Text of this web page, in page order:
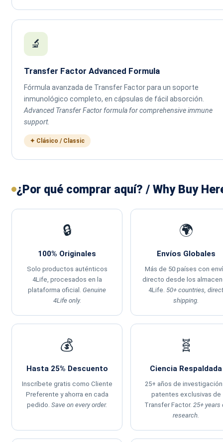
🔬
Transfer Factor Advanced Formula
Fórmula avanzada de Transfer Factor para un soporte
inmunológico completo, en cápsulas de fácil absorción.
Advanced Transfer Factor formula for comprehensive immune
support.
✦ Clásico / Classic
¿Por qué comprar aquí? / Why Buy
🔒
100% Originales
Solo productos auténticos
4Life, procesados en la
plataforma oficial. Genuine
4Life only.
🌍
Envíos Globales
Más de 50 países con
directo desde los
4Life. 50+ countries, direct
shipping.
💰
Hasta 25% Descuento
Inscríbete gratis como Cliente
Preferente y ahorra en cada
pedido. Save on every order.
🧬
Ciencia Respaldada
25+ años de investigación
patentes exclusivas de
Transfer Factor. 25+ years
research.